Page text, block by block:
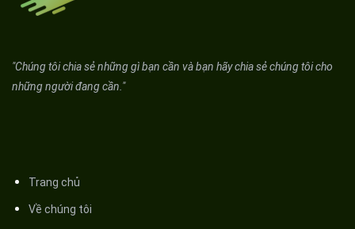
"Chúng tôi chia sẻ những gì bạn cần và bạn hãy chia sẻ chúng tôi cho
những người đang cần."
Trang chủ
Về chúng tôi